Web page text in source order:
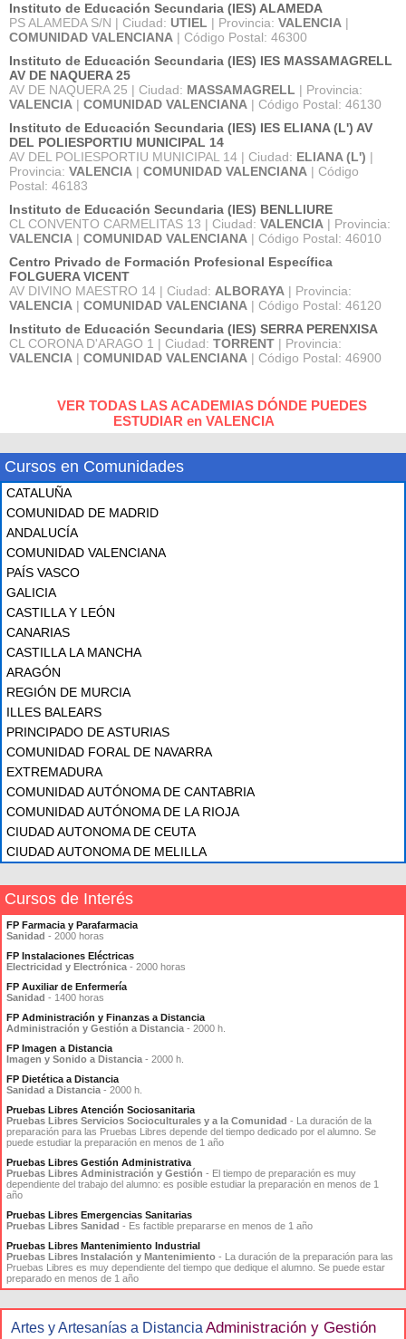
Instituto de Educación Secundaria (IES) ALAMEDA
PS ALAMEDA S/N | Ciudad: UTIEL | Provincia: VALENCIA |
COMUNIDAD VALENCIANA | Código Postal: 46300
Instituto de Educación Secundaria (IES) IES MASSAMAGRELL
AV DE NAQUERA 25
AV DE NAQUERA 25 | Ciudad: MASSAMAGRELL | Provincia:
VALENCIA | COMUNIDAD VALENCIANA | Código Postal: 46130
Instituto de Educación Secundaria (IES) IES ELIANA (L') AV
DEL POLIESPORTIU MUNICIPAL 14
AV DEL POLIESPORTIU MUNICIPAL 14 | Ciudad: ELIANA (L') |
Provincia: VALENCIA | COMUNIDAD VALENCIANA | Código
Postal: 46183
Instituto de Educación Secundaria (IES) BENLLIURE
CL CONVENTO CARMELITAS 13 | Ciudad: VALENCIA | Provincia:
VALENCIA | COMUNIDAD VALENCIANA | Código Postal: 46010
Centro Privado de Formación Profesional Específica
FOLGUERA VICENT
AV DIVINO MAESTRO 14 | Ciudad: ALBORAYA | Provincia:
VALENCIA | COMUNIDAD VALENCIANA | Código Postal: 46120
Instituto de Educación Secundaria (IES) SERRA PERENXISA
CL CORONA D'ARAGO 1 | Ciudad: TORRENT | Provincia:
VALENCIA | COMUNIDAD VALENCIANA | Código Postal: 46900
VER TODAS LAS ACADEMIAS DÓNDE PUEDES
ESTUDIAR en VALENCIA
Cursos en Comunidades
CATALUÑA
COMUNIDAD DE MADRID
ANDALUCÍA
COMUNIDAD VALENCIANA
PAÍS VASCO
GALICIA
CASTILLA Y LEÓN
CANARIAS
CASTILLA LA MANCHA
ARAGÓN
REGIÓN DE MURCIA
ILLES BALEARS
PRINCIPADO DE ASTURIAS
COMUNIDAD FORAL DE NAVARRA
EXTREMADURA
COMUNIDAD AUTÓNOMA DE CANTABRIA
COMUNIDAD AUTÓNOMA DE LA RIOJA
CIUDAD AUTONOMA DE CEUTA
CIUDAD AUTONOMA DE MELILLA
Cursos de Interés
FP Farmacia y Parafarmacia
Sanidad - 2000 horas
FP Instalaciones Eléctricas
Electricidad y Electrónica - 2000 horas
FP Auxiliar de Enfermería
Sanidad - 1400 horas
FP Administración y Finanzas a Distancia
Administración y Gestión a Distancia - 2000 h.
FP Imagen a Distancia
Imagen y Sonido a Distancia - 2000 h.
FP Dietética a Distancia
Sanidad a Distancia - 2000 h.
Pruebas Libres Atención Sociosanitaria
Pruebas Libres Servicios Socioculturales y a la Comunidad - La duración de la
preparación para las Pruebas Libres depende del tiempo dedicado por el alumno. Se
puede estudiar la preparación en menos de 1 año
Pruebas Libres Gestión Administrativa
Pruebas Libres Administración y Gestión - El tiempo de preparación es muy
dependiente del trabajo del alumno: es posible estudiar la preparación en menos de 1
año
Pruebas Libres Emergencias Sanitarias
Pruebas Libres Sanidad - Es factible prepararse en menos de 1 año
Pruebas Libres Mantenimiento Industrial
Pruebas Libres Instalación y Mantenimiento - La duración de la preparación para las
Pruebas Libres es muy dependiente del tiempo que dedique el alumno. Se puede estar
preparado en menos de 1 año
Artes y Artesanías a Distancia Administración y Gestión